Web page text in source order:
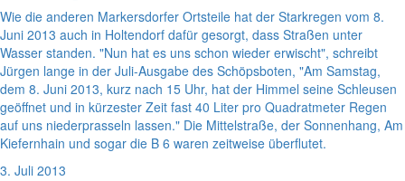
Wie die anderen Markersdorfer Ortsteile hat der Starkregen vom 8.
Juni 2013 auch in Holtendorf dafür gesorgt, dass Straßen unter
Wasser standen. "Nun hat es uns schon wieder erwischt", schreibt
Jürgen lange in der Juli-Ausgabe des Schöpsboten, "Am Samstag,
dem 8. Juni 2013, kurz nach 15 Uhr, hat der Himmel seine Schleusen
geöffnet und in kürzester Zeit fast 40 Liter pro Quadratmeter Regen
auf uns niederprasseln lassen." Die Mittelstraße, der Sonnenhang, Am
Kiefernhain und sogar die B 6 waren zeitweise überflutet.
3. Juli 2013